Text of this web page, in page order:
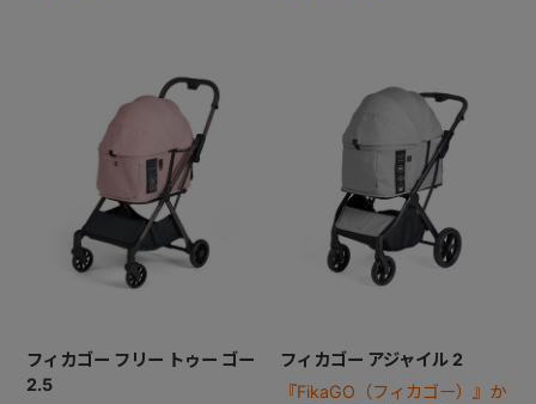
フィカゴー フリー トゥー ゴー
2.5
フィカゴー アジャイル 2
『FikaGO（フィカゴー）』か